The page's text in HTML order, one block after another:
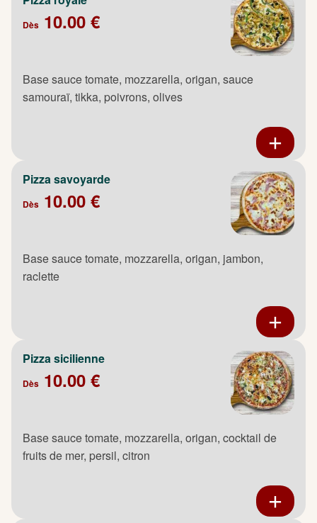
Dès 10.00 €
Base sauce tomate, mozzarella, origan, sauce
samouraï, tikka, poivrons, olives
Pizza savoyarde
Dès 10.00 €
Base sauce tomate, mozzarella, origan, jambon,
raclette
Pizza sicilienne
Dès 10.00 €
Base sauce tomate, mozzarella, origan, cocktail de
fruits de mer, persil, citron